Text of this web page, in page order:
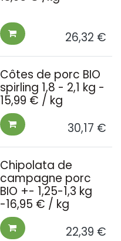
26,32 €
Côtes de porc BIO
spirling 1,8 - 2,1 kg -
15,99 € / kg
30,17 €
Chipolata de
campagne porc
BIO +- 1,25-1,3 kg
-16,95 € / kg
22,39 €